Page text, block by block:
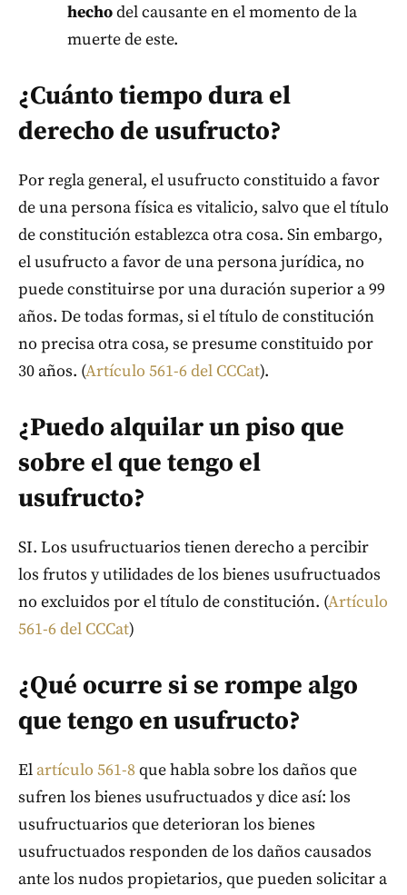
hechodel causante en el momento de la
muerte de este.
¿Cuánto tiempo dura el
derecho de usufructo?
Por regla general, el usufructo constituido a favor
de una persona física es vitalicio, salvo que el título
de constitución establezca otra cosa. Sin embargo,
el usufructo a favor de una persona jurídica, no
puede constituirse por una duración superior a 99
años. De todas formas, si el título de constitución
no precisa otra cosa, se presume constituido por
30 años. (Artículo 561-6 del CCCat).
¿Puedo alquilar un piso que
sobre el que tengo el
usufructo?
SI. Los usufructuarios tienen derecho a percibir
los frutos y utilidades de los bienes usufructuados
no excluidos por el título de constitución. (Artículo
561-6 del CCCat)
¿Qué ocurre si se rompe algo
que tengo en usufructo?
El artículo 561-8que habla sobre los daños que
sufren los bienes usufructuados y dice así: los
usufructuarios que deterioran los bienes
usufructuados responden de los daños causados
ante los nudos propietarios, que pueden solicitar a